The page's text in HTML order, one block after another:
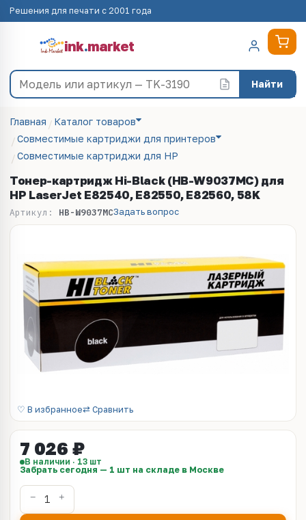
Решения для печати с 2001 года
ink.market
Найти
Главная
Каталог товаров
Совместимые картриджи для принтеров
Совместимые картриджи для HP
Тонер-картридж Hi-Black (HB-W9037MC) для
HP LaserJet E82540, E82550, E82560, 58K
Артикул: HB-W9037MCЗадать вопрос
♡ В избранное⇄ Сравнить
7 026 ₽
В наличии · 13 шт
Забрать сегодня — 1 шт на складе в Москве